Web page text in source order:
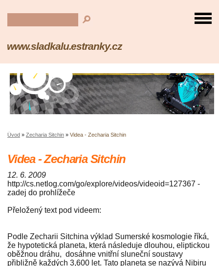
www.sladkalu.estranky.cz
Úvod » Zecharia Sitchin » Videa - Zecharia Sitchin
Videa - Zecharia Sitchin
12. 6. 2009
http://cs.netlog.com/go/explore/videos/videoid=127367 -
zadej do prohlížeče
Přeložený text pod videem:
Podle Zecharii Sitchina výklad Sumerské kosmologie říká,
že hypotetická planeta, která následuje dlouhou, eliptickou
oběžnou dráhu, dosáhne vnitřní sluneční soustavy
přibližně každých 3,600 let. Tato planeta se nazývá Nibiru